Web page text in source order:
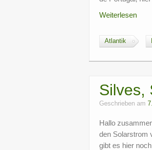
Weiterlesen
Atlantik
Silves,
Geschrieben am
Hallo
den Solarstrom
gibt es hier